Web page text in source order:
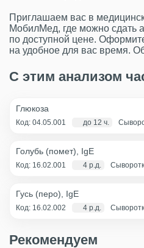
Приглашаем вас в
МобилМед, где можно сдать
по доступной цене.
на удобное для вас время.
С этим анализом
Глюкоза
Код: 04.05.001 до 12 ч.
Голубь (помет), IgE
Код: 16.02.001 4 р.д.
Гусь (перо), IgE
Код: 16.02.002 4 р.д.
Рекомендуем